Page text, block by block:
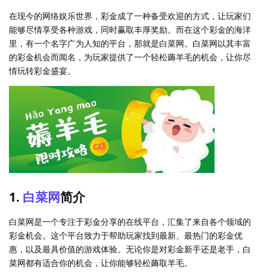
在现今的网络娱乐世界，彩金成了一种备受欢迎的方式，让玩家们
能够尽情享受各种游戏，同时赢取丰厚奖励。而在这个彩金的海洋
里，有一个名字广为人知的平台，那就是白菜网。白菜网以其丰富
的彩金机会而闻名，为玩家提供了一个轻松薅羊毛的机会，让你尽
情玩转彩金盛宴。
1. 白菜网简介
白菜网是一个专注于彩金分享的在线平台，汇集了来自各个领域的
彩金机会。这个平台致力于帮助玩家找到最新、最热门的彩金优
惠，以及最具价值的游戏体验。无论你是对彩金新手还是老手，白
菜网都有适合你的机会，让你能够轻松薅取羊毛。